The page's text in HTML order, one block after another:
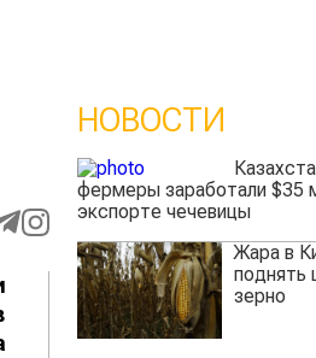
НОВОСТИ
фермеры заработали $35
экспорте чечевицы
Жара в
поднять
зерно